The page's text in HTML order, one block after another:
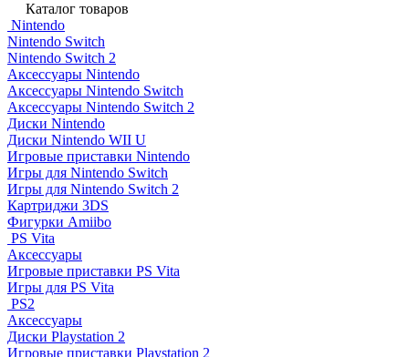
Каталог товаров
Nintendo
Nintendo Switch
Nintendo Switch 2
Аксессуары Nintendo
Аксессуары Nintendo Switch
Аксессуары Nintendo Switch 2
Диски Nintendo
Диски Nintendo WII U
Игровые приставки Nintendo
Игры для Nintendo Switch
Игры для Nintendo Switch 2
Картриджи 3DS
Фигурки Amiibo
PS Vita
Аксессуары
Игровые приставки PS Vita
Игры для PS Vita
PS2
Аксессуары
Диски Playstation 2
Игровые приставки Playstation 2